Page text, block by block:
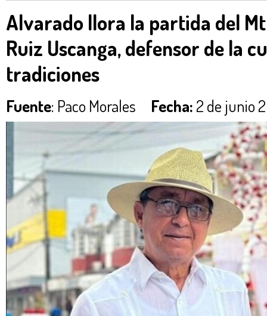
Alvarado llora la partida del
Ruiz Uscanga, defensor de la
tradiciones
Fuente: Paco Morales Fecha: 2 de junio